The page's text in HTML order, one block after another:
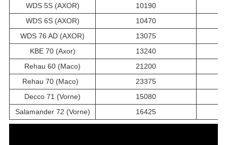
WDS 5S (AXOR)
10190
WDS 6S (AXOR)
10470
WDS 76 AD (AXOR)
13075
KBE 70 (Axor)
13240
Rehau 60 (Maco)
21200
Rehau 70 (Maco)
23375
Decco 71 (Vorne)
15080
Salamander 72 (Vorne)
16425